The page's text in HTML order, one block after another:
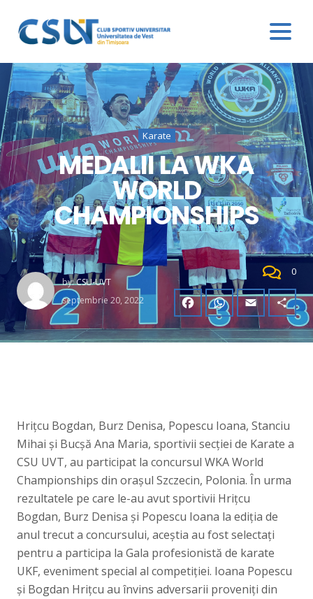
Karate
MEDALII LA WKA
WORLD
CHAMPIONSHIPS
by:CSU-UVT
septembrie 20, 2022
0
Hrițcu Bogdan, Burz Denisa, Popescu Ioana, Stanciu
Mihai și Bucșă Ana Maria, sportivii secției de Karate a
CSU UVT, au participat la concursul WKA World
Championships din orașul Szczecin, Polonia. În urma
rezultatele pe care le-au avut sportivii Hrițcu
Bogdan, Burz Denisa și Popescu Ioana la ediția de
anul trecut a concursului, aceștia au fost selectați
pentru a participa la Gala profesionistă de karate
UKF, eveniment special al competiției. Ioana Popescu
și Bogdan Hrițcu au învins adversarii proveniți din